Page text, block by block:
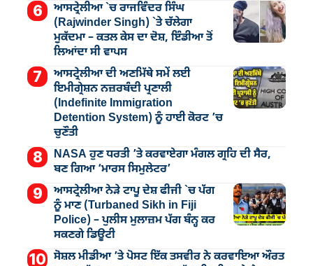
ਆਸਟ੍ਰੇਲੀਆ `ਚ ਰਾਜਵਿੰਦਰ ਸਿੰਘ
(Rajwinder Singh) `ਤੇ ਚੱਲੇਗਾ
ਮੁੁਕੱਦਮਾ – ਕਤਲ ਕੇਸ ਦਾ ਦੋਸ਼, ਇੰਡੀਆ ਤੋਂ
ਲਿਆਂਦਾ ਸੀ ਵਾਪਸ
ਆਸਟ੍ਰੇਲੀਆ ਦੀ ਅਣਮਿੱਥੇ ਸਮੇਂ ਲਈ
ਇਮੀਗ੍ਰੇਸ਼ਨ ਨਜ਼ਰਬੰਦੀ ਪ੍ਰਣਾਲੀ
(Indefinite Immigration
Detention System) ਨੂੰ ਹਾਈ ਕੋਰਟ ’ਚ
ਚੁਣੌਤੀ
NASA ਹੁਣ ਧਰਤੀ ’ਤੇ ਕਰਵਾਏਗਾ ਮੰਗਲ ਗ੍ਰਹਿ ਦੀ ਸੈਰ,
ਬਣ ਗਿਆ ‘ਮਾਰਸ ਸਿਮੁਲੇਟਰ’
ਆਸਟ੍ਰੇਲੀਆ ਨੇੜੇ ਟਾਪੂ ਦੇਸ਼ ਫੀਜੀ `ਚ ਪੱਗ
ਨੂੰ ਮਾਣ (Turbaned Sikh in Fiji
Police) – ਪੁਲੀਸ ਮੁਲਾਜ਼ਮ ਪੱਗ ਬੰਨ੍ਹ ਕਰ
ਸਕਣਗੇ ਡਿਊਟੀ
ਸੋਸ਼ਲ ਮੀਡੀਆ ’ਤੇ ਪੋਸਟ ਇੱਕ ਤਸਵੀਰ ਨੇ ਕਰਵਾਇਆ ਔਰਤ